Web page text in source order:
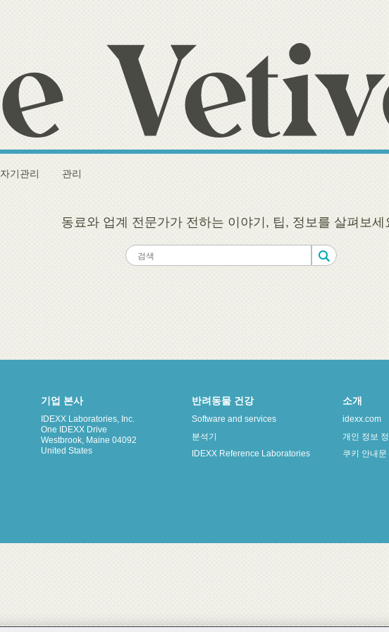
자기관리 관리
동료와 업계 전문가가 전하는 이야기, 팁, 정보를 살펴보세
기업 본사
IDEXX Laboratories, Inc.
One IDEXX Drive
Westbrook, Maine 04092
United States
반려동물 건강
Software and services
분석기
IDEXX Reference Laboratories
소개
idexx.com
개인 정보
쿠키 안내문